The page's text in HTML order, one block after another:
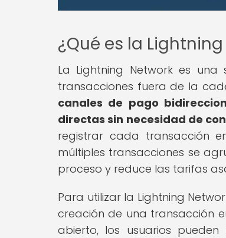
¿Qué es la
La Lightning Network es
transacciones fuera de la
canales de pago
directas sin necesidad de
registrar cada transacción
múltiples transacciones se
proceso y reduce las tarifas
Para utilizar la Lightning
creación de una transacción
abierto, los usuarios